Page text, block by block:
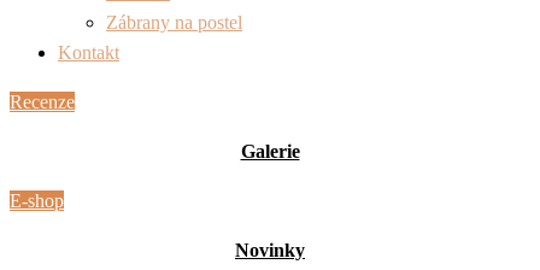
Zábrany na postel
Kontakt
Recenze
Galerie
E-shop
Novinky